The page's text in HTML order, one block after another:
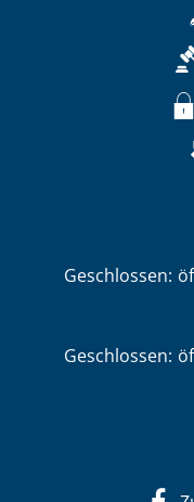
Klicken, um
Geschlossen:
Klicken, um
Geschlossen: